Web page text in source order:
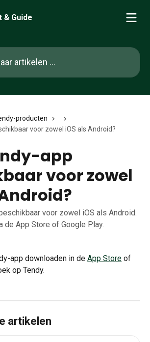
...
producten
voor zowel iOS als Android?
app
voor zowel
voor zowel iOS als Android.
de App Store of Google Play.
app downloaden in de App Store of
op Tendy.
artikelen